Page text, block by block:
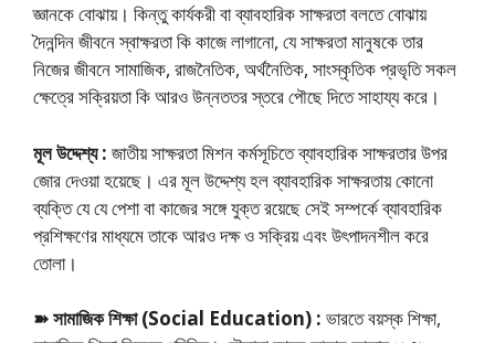
জ্ঞানকে বোঝায়। কিন্তু কার্যকরী বা ব্যাবহারিক সাক্ষরতা বলতে বোঝায়
দৈনন্দিন জীবনে স্বাক্ষরতা কি কাজে লাগানো, যে সাক্ষরতা মানুষকে তার
নিজের জীবনে সামাজিক, রাজনৈতিক, অর্থনৈতিক, সাংস্কৃতিক প্রভৃতি সকল
ক্ষেত্রে সক্রিয়তা কি আরও উন্নততর স্তরে পৌছে দিতে সাহায্য করে।
মূল উদ্দেশ্য : জাতীয় সাক্ষরতা মিশন কর্মসূচিতে ব্যাবহারিক সাক্ষরতার উপর
জোর দেওয়া হয়েছে। এর মূল উদ্দেশ্য হল ব্যাবহারিক সাক্ষরতায় কোনাে
ব্যক্তি যে যে পেশা বা কাজের সঙ্গে যুক্ত রয়েছে সেই সম্পর্কে ব্যাবহারিক
প্রশিক্ষণের মাধ্যমে তাকে আরও দক্ষ ও সক্রিয় এবং উৎপাদনশীল করে
তোলা।
➽ সামাজিক শিক্ষা (Social Education) : ভারতে বয়স্ক শিক্ষা,